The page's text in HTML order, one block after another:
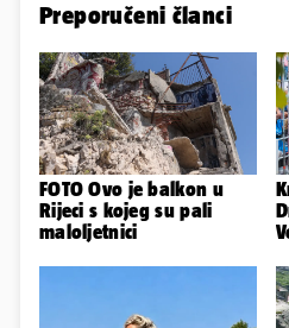
Preporučeni članci
FOTO Ovo je balkon u
Rijeci s kojeg su pali
maloljetnici